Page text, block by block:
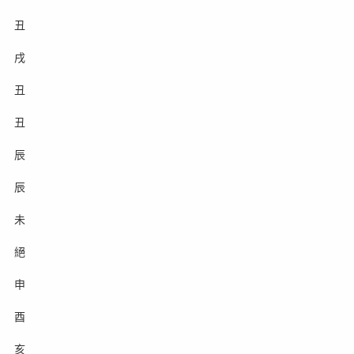
丑
戌
丑
丑
辰
辰
未
絕
申
酉
亥